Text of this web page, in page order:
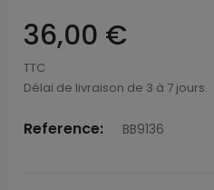
36,00 €
TTC
Délai de livraison de 3 à 7 jours.
Reference: BB9136